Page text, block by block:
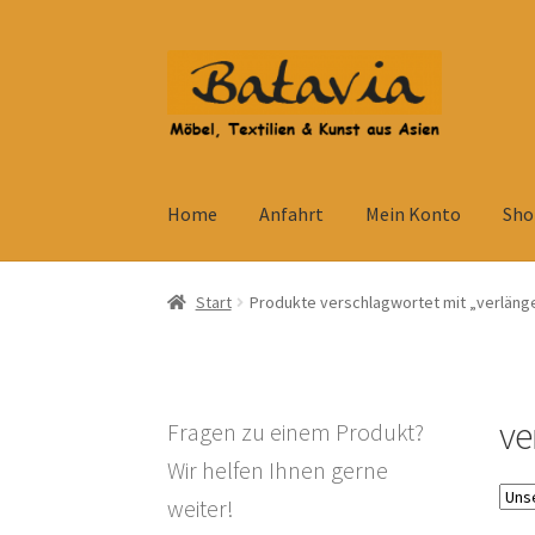
Navigation
springen
Zum
Inhalt
springen
Home Anfahrt Mein Konto
Start Accessoires Anfahrt
Wohnzimmertisch mit
Start Produkte verschlagwortet mit
Fragen zu einem Produkt?
Wir helfen Ihnen gerne
weiter!